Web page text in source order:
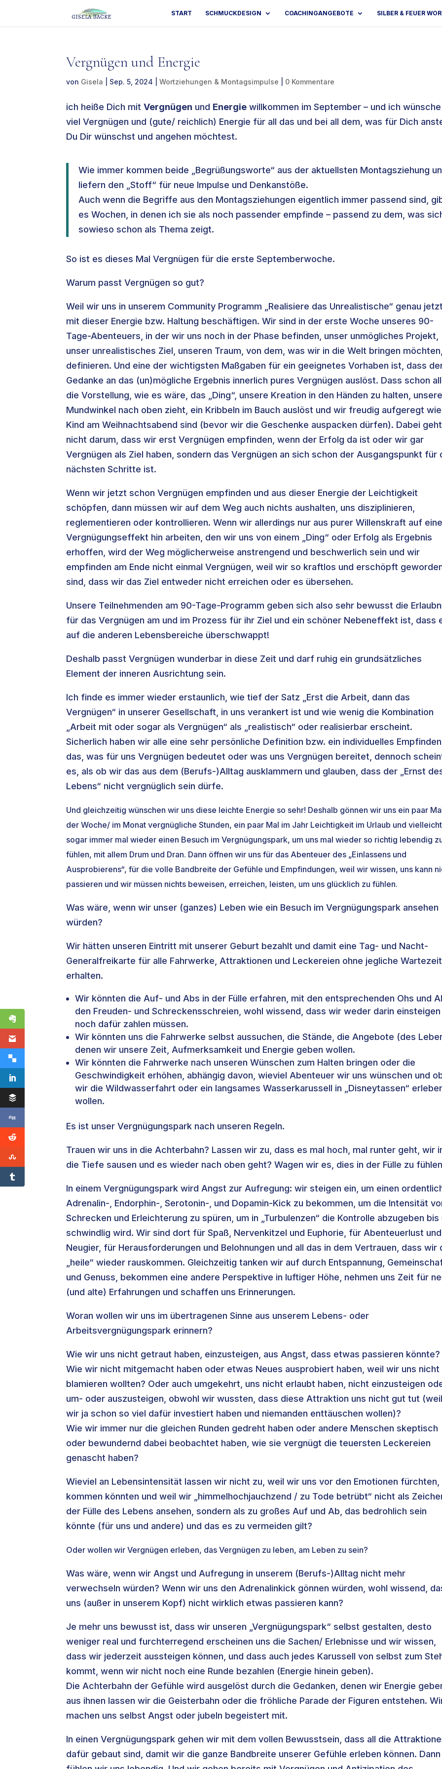
START SCHMUCKDESIGN COACHINGANGEBOTE SILBER & FEUER
Vergnügen und Energie
von Gisela Sep. 5, 2024 |Wortziehungen & Montagsimpulse 0 Kommentare
ich heiße Dich mitVergnügen und Energie willkommen im September – und ich
viel Vergnügen und (gute/ reichlich) Energie für all das und bei all dem, was für Dich
Du Dir wünschst und angehen möchtest.
Wie immer kommen beide „Begrüßungsworte“ aus der aktuellsten Montagsziehung
liefern den „Stoff“ für neue Impulse und Denkanstöße.
Auch wenn die Begriffe aus den Montagsziehungen eigentlich immer passend sind,
es Wochen, in denen ich sie als noch passender empfinde – passend zu dem, was
sowieso schon als Thema zeigt.
So ist es dieses Mal Vergnügen für die erste Septemberwoche.
Warum passt Vergnügen so gut?
Weil wir uns in unserem Community Programm „Realisiere das Unrealistische“ genau jetzt
mit dieser Energie bzw. Haltung beschäftigen. Wir sind in der erste Woche unseres 90-
Tage-Abenteuers, in der wir uns noch in der Phase befinden, unser unmögliches Projekt,
unser unrealistisches Ziel, unseren Traum, von dem, was wir in die Welt bringen
definieren. Und eine der wichtigsten Maßgaben für ein geeignetes Vorhaben ist, dass
Gedanke an das (un)mögliche Ergebnis innerlich pures Vergnügen auslöst. Dass schon
die Vorstellung, wie es wäre, das „Ding“, unsere Kreation in den Händen zu halten, unsere
Mundwinkel nach oben zieht, ein Kribbeln im Bauch auslöst und wir freudig aufgeregt
Kind am Weihnachtsabend sind (bevor wir die Geschenke auspacken dürfen). Dabei
nicht darum, dass wir erst Vergnügen empfinden, wenn der Erfolg da ist oder wir gar
Vergnügen als Ziel haben, sondern das Vergnügen an sich schon der Ausgangspunkt für
nächsten Schritte ist.
Wenn wir jetzt schon Vergnügen empfinden und aus dieser Energie der Leichtigkeit
schöpfen, dann müssen wir auf dem Weg auch nichts aushalten, uns disziplinieren,
reglementieren oder kontrollieren. Wenn wir allerdings nur aus purer Willenskraft auf
Vergnügungseffekt hin arbeiten, den wir uns von einem „Ding“ oder Erfolg als Ergebnis
erhoffen, wird der Weg möglicherweise anstrengend und beschwerlich sein und wir
empfinden am Ende nicht einmal Vergnügen, weil wir so kraftlos und erschöpft
sind, dass wir das Ziel entweder nicht erreichen oder es übersehen.
Unsere Teilnehmenden am 90-Tage-Programm geben sich also sehr bewusst die
für das Vergnügen am und im Prozess für ihr Ziel und ein schöner Nebeneffekt ist, dass
auf die anderen Lebensbereiche überschwappt!
Deshalb passt Vergnügen wunderbar in diese Zeit und darf ruhig ein grundsätzliches
Element der inneren Ausrichtung sein.
Ich finde es immer wieder erstaunlich, wie tief der Satz „Erst die Arbeit, dann das
Vergnügen“ in unserer Gesellschaft, in uns verankert ist und wie wenig die Kombination
„Arbeit mit oder sogar als Vergnügen“ als „realistisch“ oder realisierbar erscheint.
Sicherlich haben wir alle eine sehr persönliche Definition bzw. ein individuelles
das, was für uns Vergnügen bedeutet oder was uns Vergnügen bereitet, dennoch
es, als ob wir das aus dem (Berufs-)Alltag ausklammern und glauben, dass der „Ernst
Lebens“ nicht vergnüglich sein dürfe.
Und gleichzeitig wünschen wir uns diese leichte Energie so sehr! Deshalb gönnen wir uns ein paar
der Woche/ im Monat vergnügliche Stunden, ein paar Mal im Jahr Leichtigkeit im Urlaub und vielleicht
sogar immer mal wieder einen Besuch im Vergnügungspark, um uns mal wieder so richtig lebendig
fühlen, mit allem Drum und Dran. Dann öffnen wir uns für das Abenteuer des „Einlassens und
Ausprobierens“, für die volle Bandbreite der Gefühle und Empfindungen, weil wir wissen, uns kann
passieren und wir müssen nichts beweisen, erreichen, leisten, um uns glücklich zu fühlen.
Was wäre, wenn wir unser (ganzes) Leben wie ein Besuch im Vergnügungspark ansehen
würden?
Wir hätten unseren Eintritt mit unserer Geburt bezahlt und damit eine Tag- und Nacht-
Generalfreikarte für alle Fahrwerke, Attraktionen und Leckereien ohne jegliche
erhalten.
Wir könnten die Auf- und Abs in der Fülle erfahren, mit den entsprechenden Ohs und
den Freuden- und Schreckensschreien, wohl wissend, dass wir weder darin einsteigen
noch dafür zahlen müssen.
Wir könnten uns die Fahrwerke selbst aussuchen, die Stände, die Angebote (des
denen wir unsere Zeit, Aufmerksamkeit und Energie geben wollen.
Wir könnten die Fahrwerke nach unseren Wünschen zum Halten bringen oder die
Geschwindigkeit erhöhen, abhängig davon, wieviel Abenteuer wir uns wünschen und
wir die Wildwasserfahrt oder ein langsames Wasserkarussell in „Disneytassen“
wollen.
Es ist unser Vergnügungspark nach unseren Regeln.
Trauen wir uns in die Achterbahn? Lassen wir zu, dass es mal hoch, mal runter geht, wir
die Tiefe sausen und es wieder nach oben geht? Wagen wir es, dies in der Fülle zu
In einem Vergnügungspark wird Angst zur Aufregung: wir steigen ein, um einen
Adrenalin-, Endorphin-, Serotonin-, und Dopamin-Kick zu bekommen, um die Intensität
Schrecken und Erleichterung zu spüren, um in „Turbulenzen“ die Kontrolle abzugeben bis
schwindlig wird. Wir sind dort für Spaß, Nervenkitzel und Euphorie, für Abenteuerlust und
Neugier, für Herausforderungen und Belohnungen und all das in dem Vertrauen, dass wir
„heile“ wieder rauskommen. Gleichzeitig tanken wir auf durch Entspannung,
und Genuss, bekommen eine andere Perspektive in luftiger Höhe, nehmen uns Zeit für
(und alte) Erfahrungen und schaffen uns Erinnerungen.
Woran wollen wir uns im übertragenen Sinne aus unserem Lebens- oder
Arbeitsvergnügungspark erinnern?
Wie wir uns nicht getraut haben, einzusteigen, aus Angst, dass etwas passieren könnte?
Wie wir nicht mitgemacht haben oder etwas Neues ausprobiert haben, weil wir uns nicht
blamieren wollten? Oder auch umgekehrt, uns nicht erlaubt haben, nicht einzusteigen
um- oder auszusteigen, obwohl wir wussten, dass diese Attraktion uns nicht gut tut (weil
wir ja schon so viel dafür investiert haben und niemanden enttäuschen wollen)?
Wie wir immer nur die gleichen Runden gedreht haben oder andere Menschen skeptisch
oder bewundernd dabei beobachtet haben, wie sie vergnügt die teuersten Leckereien
genascht haben?
Wieviel an Lebensintensität lassen wir nicht zu, weil wir uns vor den Emotionen fürchten,
kommen könnten und weil wir „himmelhochjauchzend / zu Tode betrübt“ nicht als
der Fülle des Lebens ansehen, sondern als zu großes Auf und Ab, das bedrohlich sein
könnte (für uns und andere) und das es zu vermeiden gilt?
Oder wollen wir Vergnügen erleben, das Vergnügen zu leben, am Leben zu sein?
Was wäre, wenn wir Angst und Aufregung in unserem (Berufs-)Alltag nicht mehr
verwechseln würden? Wenn wir uns den Adrenalinkick gönnen würden, wohl wissend,
uns (außer in unserem Kopf) nicht wirklich etwas passieren kann?
Je mehr uns bewusst ist, dass wir unseren „Vergnügungspark“ selbst gestalten, desto
weniger real und furchterregend erscheinen uns die Sachen/ Erlebnisse und wir wissen,
dass wir jederzeit aussteigen können, und dass auch jedes Karussell von selbst zum
kommt, wenn wir nicht noch eine Runde bezahlen (Energie hinein geben).
Die Achterbahn der Gefühle wird ausgelöst durch die Gedanken, denen wir Energie
aus ihnen lassen wir die Geisterbahn oder die fröhliche Parade der Figuren entstehen.
machen uns selbst Angst oder jubeln begeistert mit.
In einen Vergnügungspark gehen wir mit dem vollen Bewusstsein, dass all die
dafür gebaut sind, damit wir die ganze Bandbreite unserer Gefühle erleben können. Dann